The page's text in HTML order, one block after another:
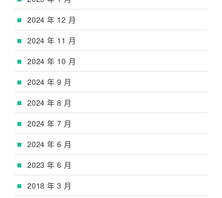
2024 年 12 月
2024 年 11 月
2024 年 10 月
2024 年 9 月
2024 年 8 月
2024 年 7 月
2024 年 6 月
2023 年 6 月
2018 年 3 月